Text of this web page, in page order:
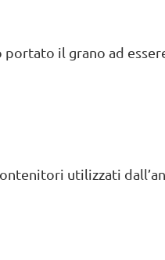
il grano ad
utilizzati